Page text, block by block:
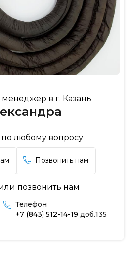
в г. Казань
любому вопросу
Позвонить нам
позвонить нам
Телефон
+7 (843) 512-14-19 доб.135